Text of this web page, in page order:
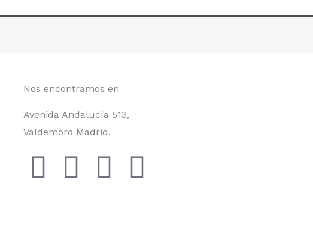
Nos encontramos en
Avenida Andalucía 513,
Valdemoro Madrid.
F
I
Y
T